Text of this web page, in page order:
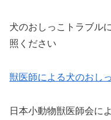
犬のおしっこトラブル
照ください
獣医師による犬のおし
日本小動物獣医師会に